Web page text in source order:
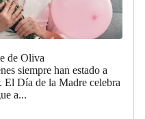
de Oliva
siempre han estado a
El Día de la Madre celebra
a...